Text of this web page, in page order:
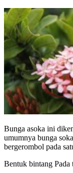
Bunga asoka ini
umumnya bunga
bergerombol pada
Bentuk bintang Pada